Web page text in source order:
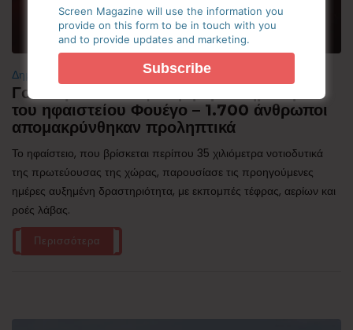
Δημοφιλή
Γουατεμάλα: Σε ύφεση η δραστηριότητα
του ηφαιστείου Φουέγο – 1.700 άνθρωποι
απομακρύνθηκαν προληπτικά
Το ηφαίστειο, που βρίσκεται περίπου 35 χιλιόμετρα νοτιοδυτικά
της πρωτεύουσας της χώρας, παρουσίασε τις προηγούμενες
ημέρες αυξημένη δραστηριότητα, με εκπομπές τέφρας, αερίων και
ροές λάβας.
Περισσότερα
Screen Magazine will use the information you
provide on this form to be in touch with you
and to provide updates and marketing.